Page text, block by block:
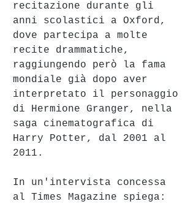
recitazione durante gli
anni scolastici a Oxford,
dove partecipa a molte
recite drammatiche,
raggiungendo però la fama
mondiale già dopo aver
interpretato il personaggio
di Hermione Granger, nella
saga cinematografica di
Harry Potter, dal 2001 al
2011.
In un'intervista concessa
al Times Magazine spiega: